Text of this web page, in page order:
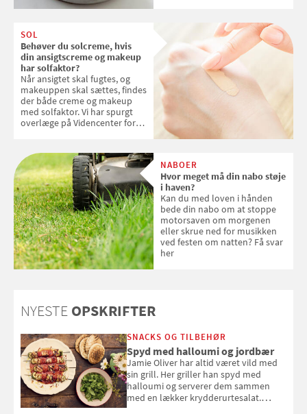
SOL
Behøver du solcreme, hvis
din ansigtscreme og makeup
har solfaktor?
Når ansigtet skal fugtes, og
makeuppen skal sættes, findes
der både creme og makeup
med solfaktor. Vi har spurgt
overlæge på Videncenter for
med SPF kan erstatte
solcreme, når man bevæger
sig ud i solen
NABOER
Hvor meget må din nabo støje
i haven?
Kan du med loven i hånden
bede din nabo om at stoppe
motorsaven om morgenen
eller skrue ned for musikken
ved festen om natten? Få svar
her
NYESTE OPSKRIFTER
SNACKS OG TILBEHØR
Spyd med halloumi og jordbær
Jamie Oliver har altid været vild med
sin grill. Her griller han spyd med
halloumi og serverer dem sammen
med en lækker krydderurtesalat.